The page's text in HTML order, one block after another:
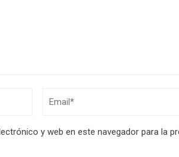
y web en este navegador para la